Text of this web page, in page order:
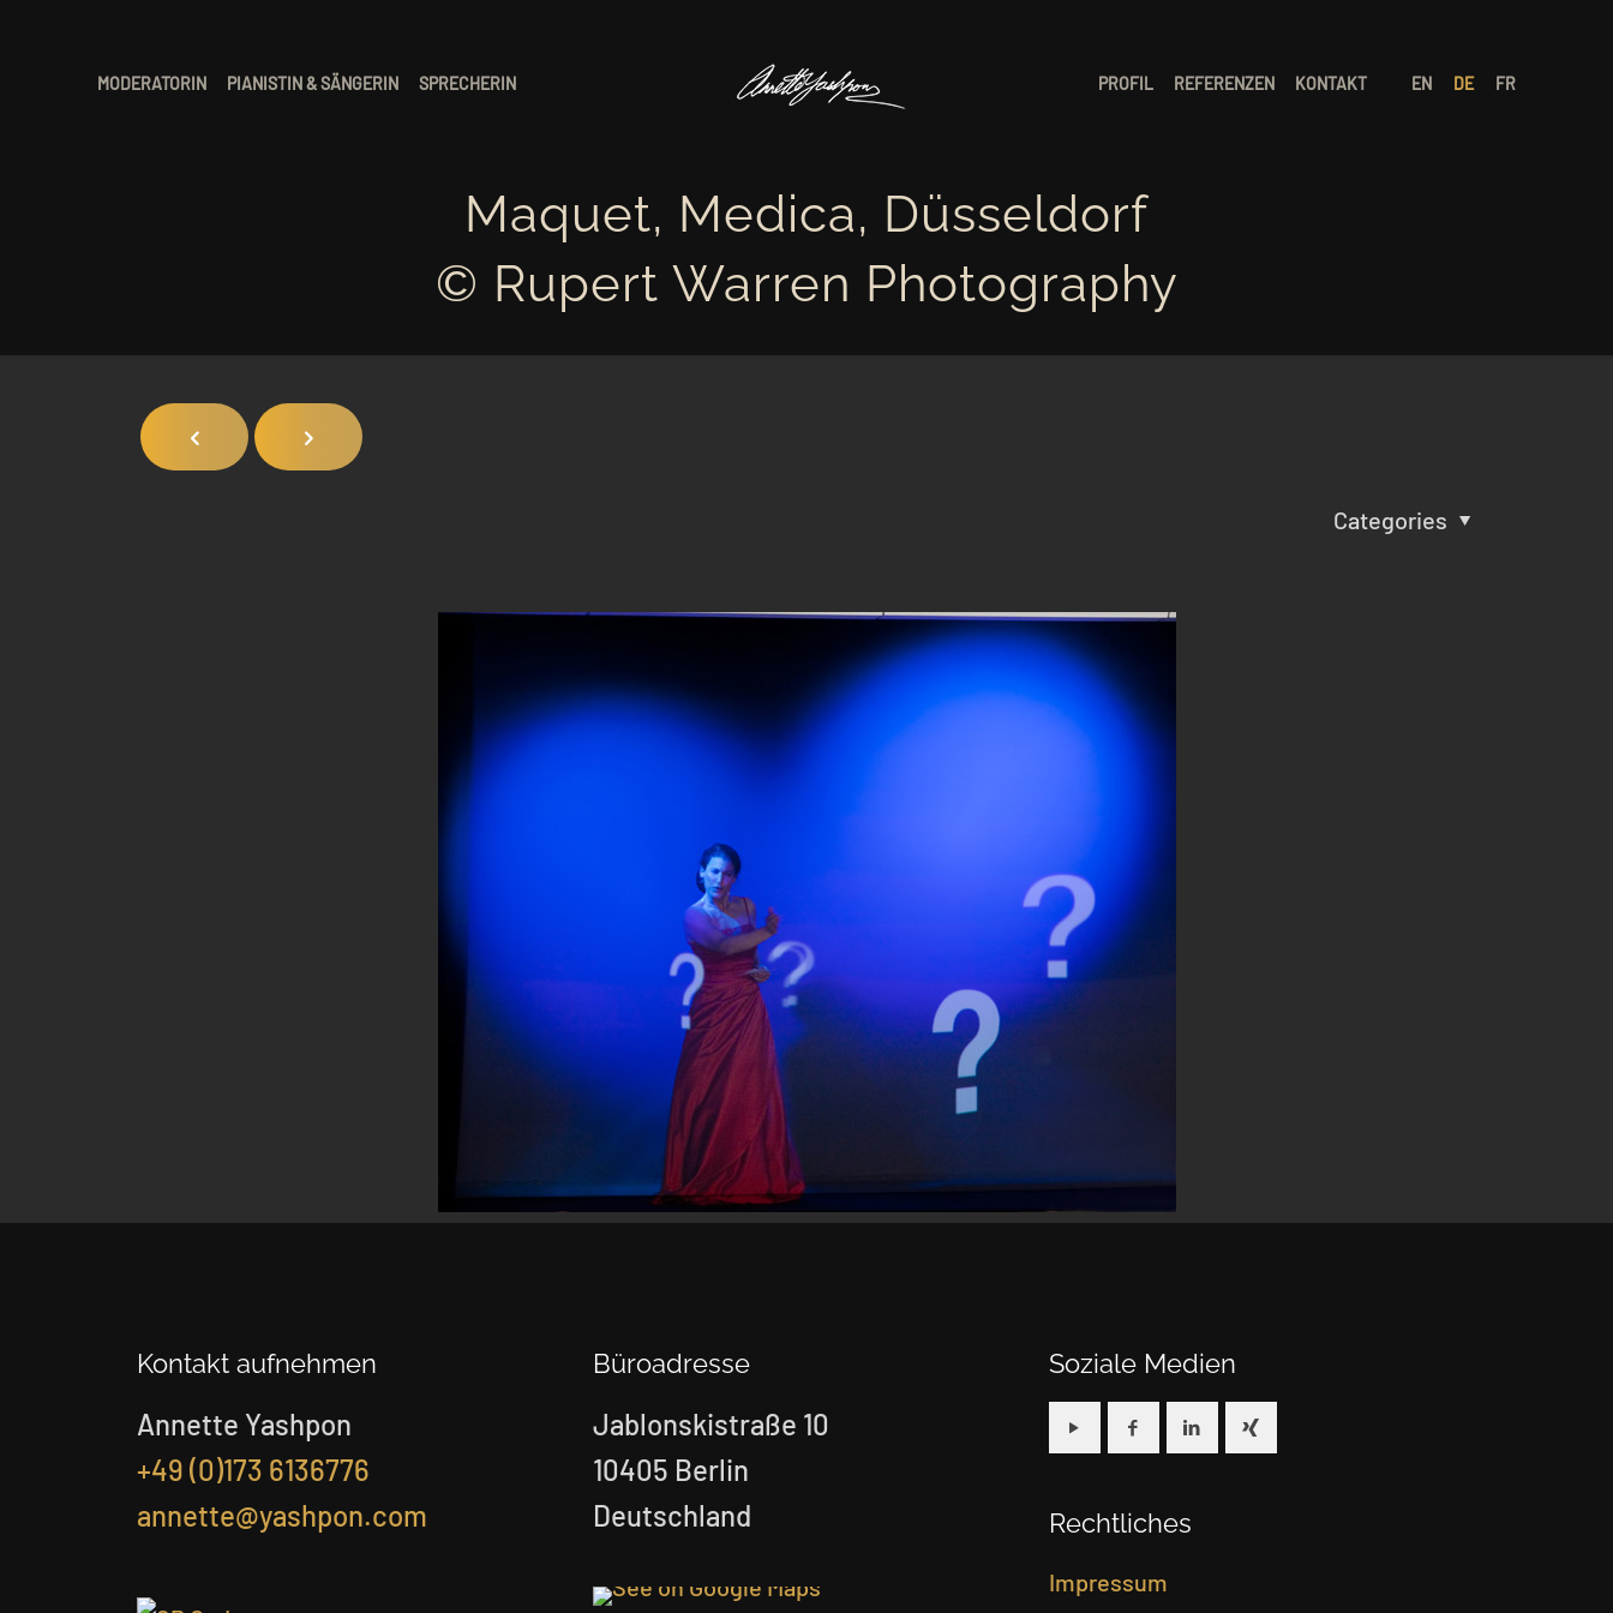
MODERATORIN PIANISTIN & SÄNGERIN SPRECHERIN PROFIL REFERENZEN KONTAKT EN DE FR
Maquet, Medica, Düsseldorf
© Rupert Warren Photography
Categories
Kontakt aufnehmen
Annette Yashpon
+49 (0)173 6136776
annette@yashpon.com
Büroadresse
Jablonskistraße 10
10405 Berlin
Deutschland
Soziale Medien
Rechtliches
Impressum